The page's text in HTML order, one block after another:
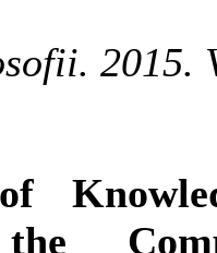
2015.
of
the